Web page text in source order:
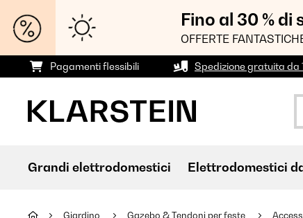
Fino al 30 %
OFFERTE
Pagamenti flessibili Spedizione gratuita da
Grandi elettrodomestici Elettrodomestici
Giardino Gazebo & Tendoni per feste